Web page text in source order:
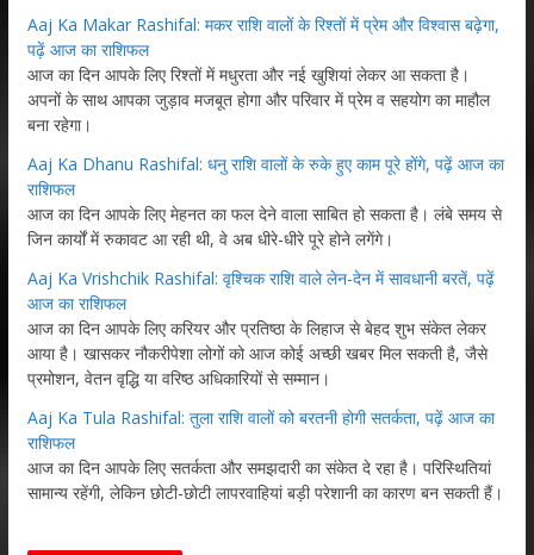
Aaj Ka Makar Rashifal: मकर राशि वालों के रिश्तों में प्रेम और विश्वास बढ़ेगा,
पढ़ें आज का राशिफल
आज का दिन आपके लिए रिश्तों में मधुरता और नई खुशियां लेकर आ सकता है।
अपनों के साथ आपका जुड़ाव मजबूत होगा और परिवार में प्रेम व सहयोग का माहौल
बना रहेगा।
Aaj Ka Dhanu Rashifal: धनु राशि वालों के रुके हुए काम पूरे होंगे, पढ़ें आज का
राशिफल
आज का दिन आपके लिए मेहनत का फल देने वाला साबित हो सकता है। लंबे समय से
जिन कार्यों में रुकावट आ रही थी, वे अब धीरे-धीरे पूरे होने लगेंगे।
Aaj Ka Vrishchik Rashifal: वृश्चिक राशि वाले लेन-देन में सावधानी बरतें, पढ़ें
आज का राशिफल
आज का दिन आपके लिए करियर और प्रतिष्ठा के लिहाज से बेहद शुभ संकेत लेकर
आया है। खासकर नौकरीपेशा लोगों को आज कोई अच्छी खबर मिल सकती है, जैसे
प्रमोशन, वेतन वृद्धि या वरिष्ठ अधिकारियों से सम्मान।
Aaj Ka Tula Rashifal: तुला राशि वालों को बरतनी होगी सतर्कता, पढ़ें आज का
राशिफल
आज का दिन आपके लिए सतर्कता और समझदारी का संकेत दे रहा है। परिस्थितियां
सामान्य रहेंगी, लेकिन छोटी-छोटी लापरवाहियां बड़ी परेशानी का कारण बन सकती हैं।